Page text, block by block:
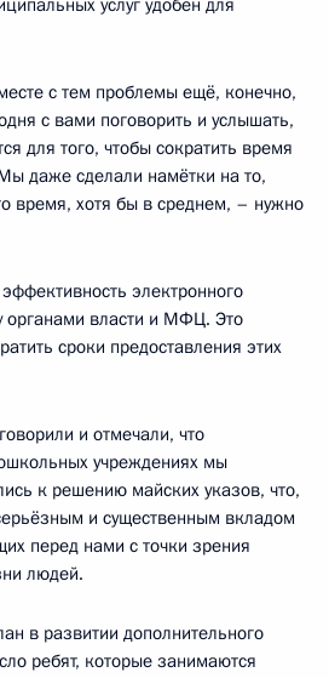
с тем проблемы ещё, конечно,
с вами поговорить и услышать,
для того, чтобы сократить время
даже сделали намётки на то,
время, хотя бы в среднем, – нужно
электронного
органами власти и МФЦ. Это
сроки предоставления этих
и отмечали, что
учреждениях мы
к решению майских указов, что,
и существенным вкладом
перед нами с точки зрения
людей.
в развитии дополнительного
ребят, которые занимаются